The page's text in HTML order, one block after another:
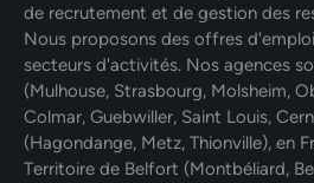
de recrutement et de gestion des
Nous proposons des offres
secteurs d'activités. Nos agences
(Mulhouse, Strasbourg, Molsheim,
Colmar, Guebwiller, Saint Louis,
(Hagondange, Metz, Thionville), en
Territoire de Belfort (Montbéliard,